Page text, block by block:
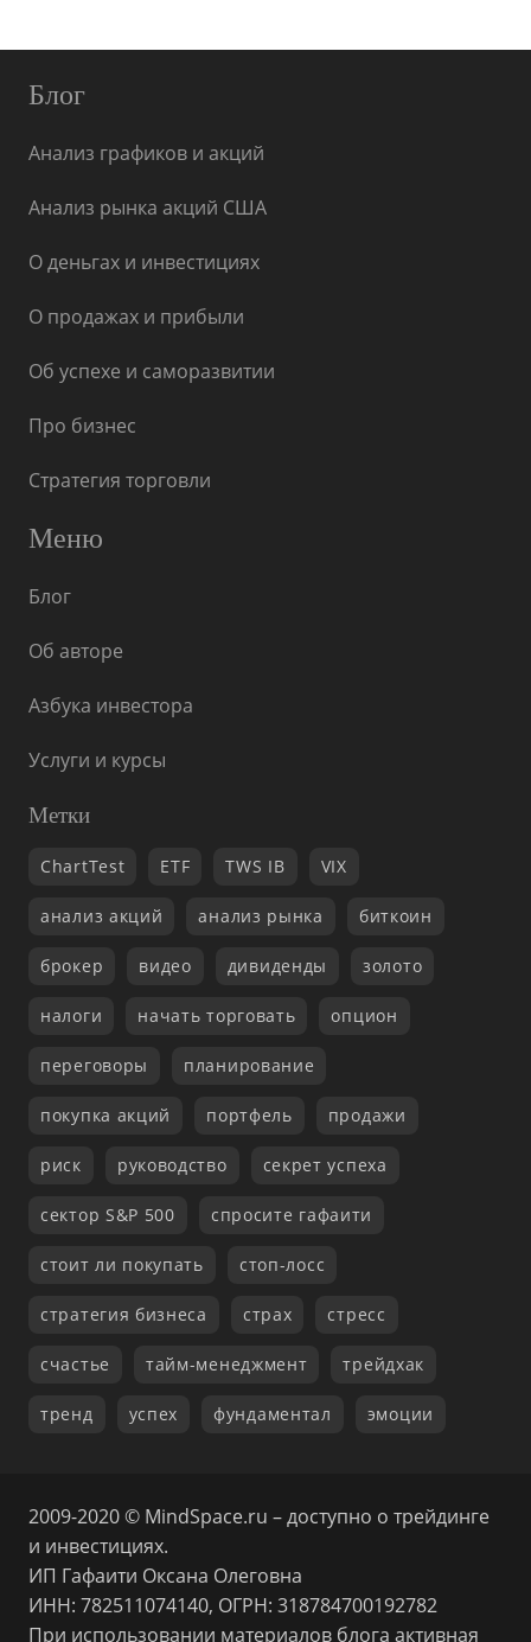
Блог
Анализ графиков и акций
Анализ рынка акций США
О деньгах и инвестициях
О продажах и прибыли
Об успехе и саморазвитии
Про бизнес
Стратегия торговли
Меню
Блог
Об авторе
Азбука инвестора
Услуги и курсы
Метки
ChartTest ETF TWS IB VIX
анализ акций анализ рынка биткоин
брокер видео дивиденды золото
налоги начать торговать опцион
переговоры планирование
покупка акций портфель продажи
риск руководство секрет успеха
сектор S&P 500 спросите гафаити
стоит ли покупать стоп-лосс
стратегия бизнеса страх стресс
счастье тайм-менеджмент трейдхак
тренд успех фундаментал эмоции
2009-2020 © MindSpace.ru – доступно о трейдинге
и инвестициях.
ИП Гафаити Оксана Олеговна
ИНН: 782511074140, ОГРН: 318784700192782
При использовании материалов блога активная